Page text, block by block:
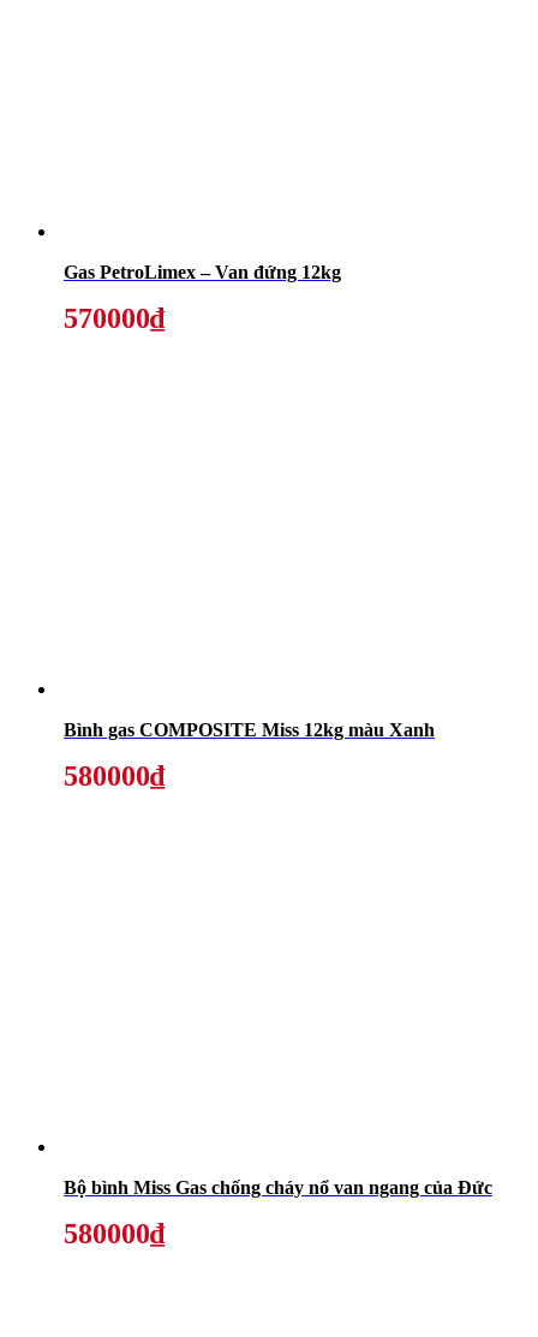
Gas PetroLimex – Van đứng 12kg
570000₫
Bình gas COMPOSITE Miss 12kg màu Xanh
580000₫
Bộ bình Miss Gas chống cháy nổ van ngang của Đức
580000₫